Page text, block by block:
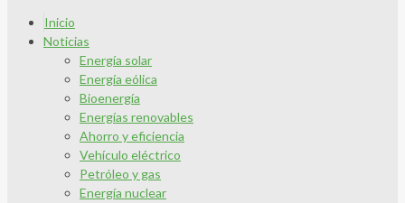
Inicio
Noticias
Energía solar
Energía eólica
Bioenergía
Energías renovables
Ahorro y eficiencia
Vehículo eléctrico
Petróleo y gas
Energía nuclear